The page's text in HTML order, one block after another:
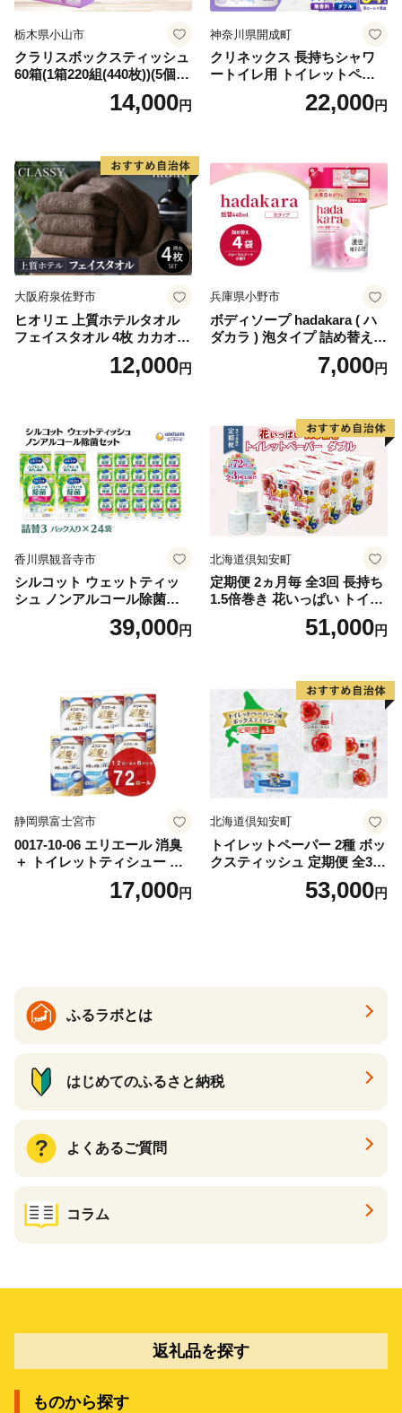
栃木県小山市
クラリスボックスティッシュ
60箱(1箱220組(440枚))(5個入
り×12セット)【1256759】
14,000円
神奈川県開成町
クリネックス 長持ちシャワ
ートイレ用 トイレットペー
パー（ダブル）64ロール(8ロ
ール×8パック) 開成町 トイレ
蓄 防災 エコ 消耗品 生活雑貨
生活用品 無香料 トイレット
ペーパー ダブル といれっと
ぺーぱー トイレ クレシア ト
イレットペーパー [BDBH002
-1]
22,000円
大阪府泉佐野市
ヒオリエ 上質ホテルタオル
フェイスタオル 4枚 カカオ
【タオル 泉州タオル 吸水 普
段使い 無地 シンプル 日用品
12,000円
兵庫県小野市
ボディソープ hadakara ( ハ
ダカラ ) 泡タイプ 詰め替え 4
40ml×4袋 ボディーソープ 泡
ボディソープ 泡 日用品 消耗
泡石鹸 石鹸 兵庫 兵庫県 小野
7,000円
香川県観音寺市
シルコット ウェットティッ
シュ ノンアルコール除菌詰
替（43枚×3P）×24袋 日用品
おもちゃ 拭き取り 手拭き 外
39,000円
北海道倶知安町
定期便 2ヵ月毎 全3回 長持ち
1.5倍巻き 花いっぱい トイレ
ットペーパー ダブル 45ｍ 計
72ロール 全18種 花柄 プリン
ー 消耗品 備蓄 送料無料 北海
道 倶知安町 日用品
51,000円
静岡県富士宮市
0017-10-06 エリエール 消臭
＋ トイレットティシュー し
っかり香るフレッシュクリア
の香り ダブル 12ロール×6パ
17,000円
北海道倶知安町
トイレットペーパー 2種 ボッ
クスティッシュ 定期便 全3
回 日本製 まとめ買い 防災
常備品 日用雑貨 消耗品 生活
53,000円
ふるラボとは
はじめてのふるさと納税
よくあるご質問
コラム
返礼品を探す
ものから探す